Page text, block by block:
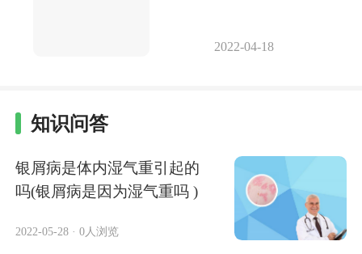
2022-04-18
知识问答
银屑病是体内湿气重引起的
吗(银屑病是因为湿气重吗 )
2022-05-28 · 0人浏览